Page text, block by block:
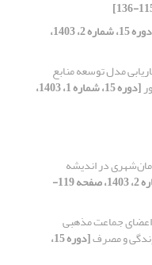
[دوره 15، شماره 2، 1403،
مدل توسعه ‌منابع
[دوره 15، شماره 1، 1403،
در اندیشه
[دوره 15، شماره 2، 1403، صفحه 119-
اعضای جماعت مذهبی
و مصرف [دوره 15،